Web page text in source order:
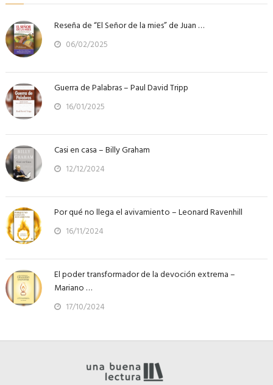
Reseña de “El Señor de la mies” de Juan …
06/02/2025
Guerra de Palabras – Paul David Tripp
16/01/2025
Casi en casa – Billy Graham
12/12/2024
Por qué no llega el avivamiento – Leonard Ravenhill
16/11/2024
El poder transformador de la devoción extrema –
Mariano …
17/10/2024